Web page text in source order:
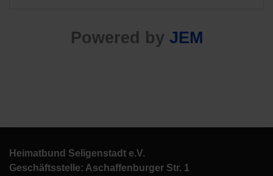
Powered by JEM
Heimatbund Seligenstadt e.V.
Geschäftsstelle: Aschaffenburger Str. 1